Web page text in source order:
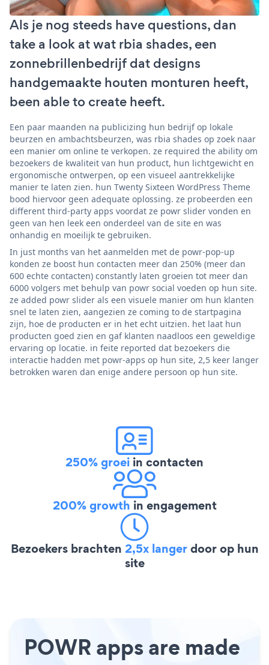
Als je nog steeds have questions, dan
take a look at wat rbia shades, een
zonnebrillenbedrijf dat designs
handgemaakte houten monturen heeft,
been able to create heeft.
Een paar maanden na publicizing hun bedrijf op lokale
beurzen en ambachtsbeurzen, was rbia shades op zoek naar
een manier om online te verkopen. ze required the ability om
bezoekers de kwaliteit van hun product, hun lichtgewicht en
ergonomische ontwerpen, op een visueel aantrekkelijke
manier te laten zien. hun Twenty Sixteen WordPress Theme
bood hiervoor geen adequate oplossing. ze probeerden een
different third-party apps voordat ze powr slider vonden en
geen van hen leek een onderdeel van de site en was
onhandig en moeilijk te gebruiken.
In just months van het aanmelden met de powr-pop-up
konden ze boost hun contacten meer dan 250% (meer dan
600 echte contacten) constantly laten groeien tot meer dan
6000 volgers met behulp van powr social voeden op hun site.
ze added powr slider als een visuele manier om hun klanten
snel te laten zien, aangezien ze coming to de startpagina
zijn, hoe de producten er in het echt uitzien. het laat hun
producten goed zien en gaf klanten naadloos een geweldige
ervaring op locatie. in feite reported dat bezoekers die
interactie hadden met powr-apps op hun site, 2,5 keer langer
betrokken waren dan enige andere persoon op hun site.
250% groei in contacten
200% growth in engagement
Bezoekers brachten 2,5x langerdoor op hun
site
POWR apps are made